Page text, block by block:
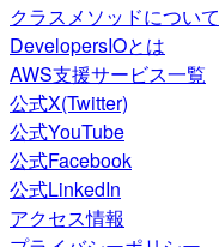
クラスメソッドについて
DevelopersIOとは
AWS支援サービス一覧
公式X(Twitter)
公式YouTube
公式Facebook
公式LinkedIn
アクセス情報